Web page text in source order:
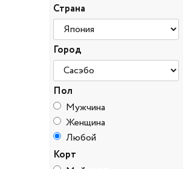
Страна
Город
Пол
Мужчина
Женщина
Любой
Корт